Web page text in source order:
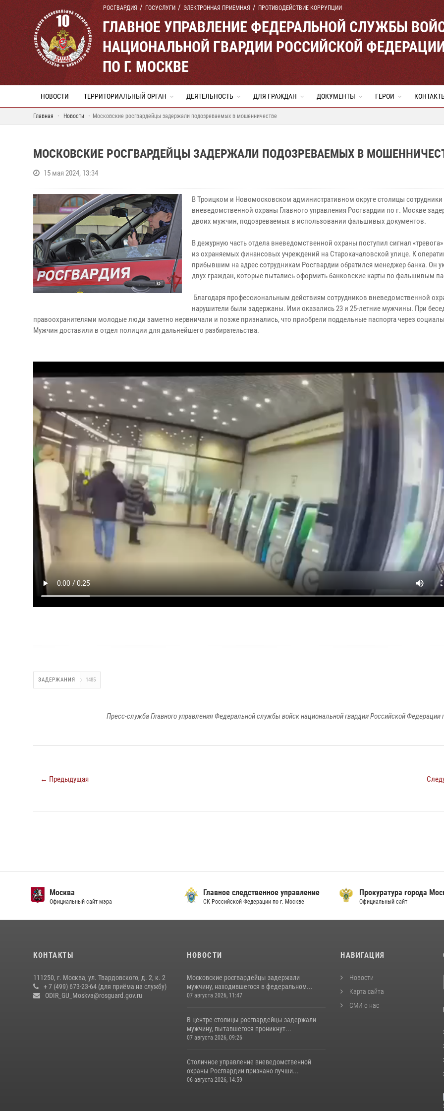
РОСГВАРДИЯ ГОСУСЛУГИ ЭЛЕКТРОННАЯ ПРИЕМНАЯ ПРОТИВОДЕЙСТВИЕ КОРРУПЦИИ
ГЛАВНОЕ УПРАВЛЕНИЕ ФЕДЕРАЛЬНОЙ СЛУЖБЫ
НАЦИОНАЛЬНОЙ ГВАРДИИ РОССИЙСКОЙ
ПО Г. МОСКВЕ
НОВОСТИ ТЕРРИТОРИАЛЬНЫЙ ОРГАН ДЕЯТЕЛЬНОСТЬ ДЛЯ ГРАЖДАН ДОКУМЕНТЫ ГЕРОИ
Главная Новости Московские росгвардейцы задержали подозреваемых в мошенничестве
МОСКОВСКИЕ РОСГВАРДЕЙЦЫ ЗАДЕРЖАЛИ ПОДОЗРЕВАЕМЫХ В
15 мая 2024, 13:34
В Троицком и Новомосковском административном округе столицы сотрудники
вневедомственной охраны Главного управления Росгвардии по г. Москве
двоих мужчин, подозреваемых в использовании фальшивых документов.
В дежурную часть отдела вневедомственной охраны поступил сигнал
из охраняемых финансовых учреждений на Старокачаловской улице. К
прибывшим на адрес сотрудникам Росгвардии обратился менеджер банка. Он
двух граждан, которые пытались оформить банковские карты по фальшивым
Благодаря профессиональным действиям сотрудников вневедомственной
нарушители были задержаны. Ими оказались 23 и 25-летние мужчины. При
правоохранителями молодые люди заметно нервничали и позже признались, что приобрели поддельные паспорта через
Мужчин доставили в отдел полиции для дальнейшего разбирательства.
ЗАДЕРЖАНИЯ 1485
Пресс-служба Главного управления Федеральной службы войск национальной гвардии Российской Федерации
← Предыдущая
Москва
Официальный сайт мэра
Главное следственное управление
СК Российской Федерации по г. Москве
Прокуратура города
Официальный сайт
КОНТАКТЫ
111250, г. Москва, ул. Твардовского, д. 2, к. 2
+ 7 (499) 673-23-64 (для приёма на службу)
ODIR_GU_Moskva@rosguard.gov.ru
НОВОСТИ
Московские росгвардейцы задержали
мужчину, находившегося в федеральном...
07 августа 2026, 11:47
В центре столицы росгвардейцы задержали
мужчину, пытавшегося проникнут...
07 августа 2026, 09:26
Столичное управление вневедомственной
охраны Росгвардии признано лучши...
06 августа 2026, 14:59
НАВИГАЦИЯ
Новости
Карта сайта
СМИ о нас